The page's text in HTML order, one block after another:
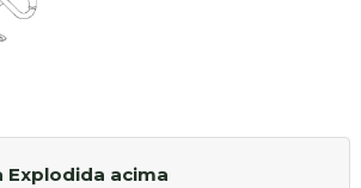
Explodida acima